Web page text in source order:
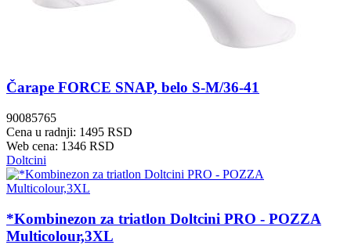
Čarape FORCE SNAP, belo S-M/36-41
90085765
Cena u radnji: 1495 RSD
Web cena: 1346 RSD
Doltcini
*Kombinezon za triatlon Doltcini PRO - POZZA
Multicolour,3XL